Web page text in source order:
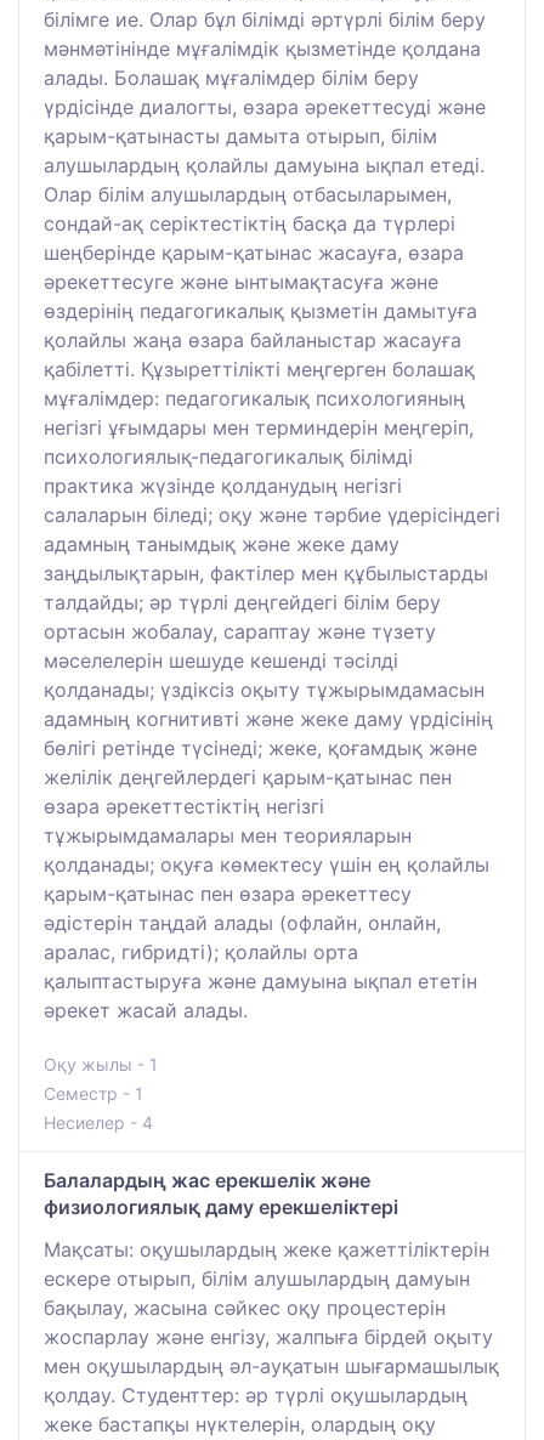
білімге ие. Олар бұл білімді әртүрлі білім беру
мәнмәтінінде мұғалімдік қызметінде қолдана
алады. Болашақ мұғалімдер білім беру
үрдісінде диалогты, өзара әрекеттесуді және
қарым-қатынасты дамыта отырып, білім
алушылардың қолайлы дамуына ықпал етеді.
Олар білім алушылардың отбасыларымен,
сондай-ақ серіктестіктің басқа да түрлері
шеңберінде қарым-қатынас жасауға, өзара
әрекеттесуге және ынтымақтасуға және
өздерінің педагогикалық қызметін дамытуға
қолайлы жаңа өзара байланыстар жасауға
қабілетті. Құзыреттілікті меңгерген болашақ
мұғалімдер: педагогикалық психологияның
негізгі ұғымдары мен терминдерін меңгеріп,
психологиялық-педагогикалық білімді
практика жүзінде қолданудың негізгі
салаларын біледі; оқу және тәрбие үдерісіндегі
адамның танымдық және жеке даму
заңдылықтарын, фактілер мен құбылыстарды
талдайды; әр түрлі деңгейдегі білім беру
ортасын жобалау, сараптау және түзету
мәселелерін шешуде кешенді тәсілді
қолданады; үздіксіз оқыту тұжырымдамасын
адамның когнитивті және жеке даму үрдісінің
бөлігі ретінде түсінеді; жеке, қоғамдық және
желілік деңгейлердегі қарым-қатынас пен
өзара әрекеттестіктің негізгі
тұжырымдамалары мен теорияларын
қолданады; оқуға көмектесу үшін ең қолайлы
қарым-қатынас пен өзара әрекеттесу
әдістерін таңдай алады (офлайн, онлайн,
аралас, гибридті); қолайлы орта
қалыптастыруға және дамуына ықпал ететін
әрекет жасай алады.
Оқу жылы - 1
Семестр - 1
Несиелер - 4
Балалардың жас ерекшелік және
физиологиялық даму ерекшеліктері
Мақсаты: оқушылардың жеке қажеттіліктерін
ескере отырып, білім алушылардың дамуын
бақылау, жасына сәйкес оқу процестерін
жоспарлау және енгізу, жалпыға бірдей оқыту
мен оқушылардың әл-ауқатын шығармашылық
қолдау. Студенттер: әр түрлі оқушылардың
жеке бастапқы нүктелерін, олардың оқу